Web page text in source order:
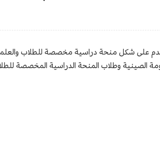
مقدم على شكل منحة دراسية مخصصة للطلاب
الصينية وطلاب المنحة الدراسية المخصصة